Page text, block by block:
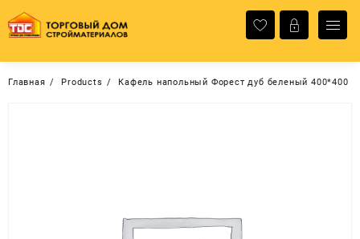
содержимому
Главная Products Кафель напольный Форест дуб беленый 400*400